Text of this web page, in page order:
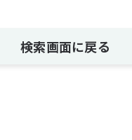
検索画面に戻る